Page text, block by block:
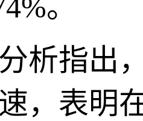
。
析指出
，表明